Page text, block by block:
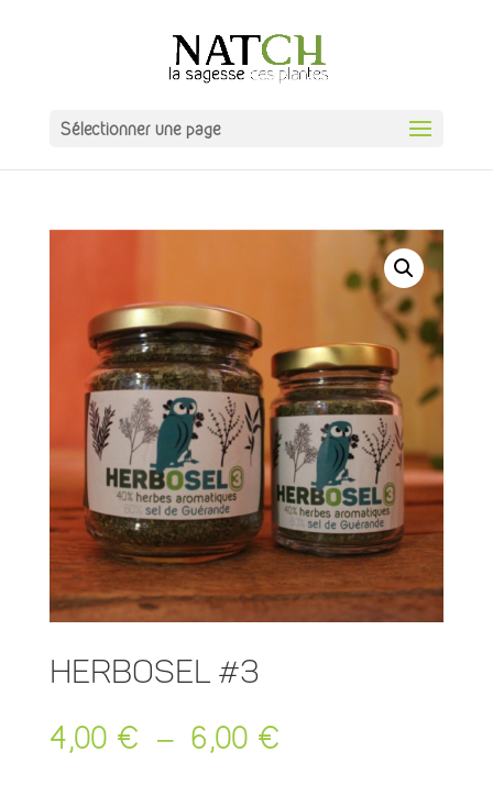
Sélectionner une page
Herbosel #3
4,00 € – 6,00 €